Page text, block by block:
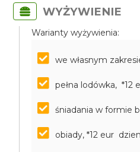
WYŻYWIENIE
Warianty wyżywienia:
we własnym
pełna lodówka, *12
śniadania w formie
obiady, *12 eur